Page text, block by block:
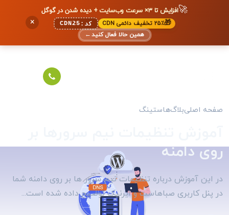
🚀افزایش تا ۳× سرعت وب‌سایت + دیده شدن در گوگل
🎁۲۵٪ تخفیف دائمی CDN کد: CDN25
همین حالا فعال کنید←
×
صفحه اصلیبلاگهاستینگ
روی دامنه
در این آموزش درباره تنظیمات نیم سرور ها بر روی دامنه شما
در پنل کاربری صباهاست و ایرنیک توضیح داده شده است...